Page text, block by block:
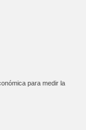
para medir la